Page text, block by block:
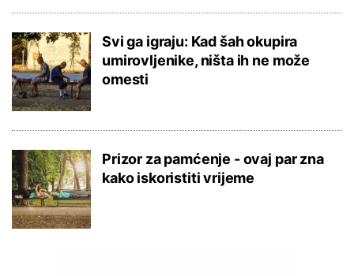
Svi ga igraju: Kad šah okupira
umirovljenike, ništa ih ne može
omesti
Prizor za pamćenje - ovaj par zna
kako iskoristiti vrijeme